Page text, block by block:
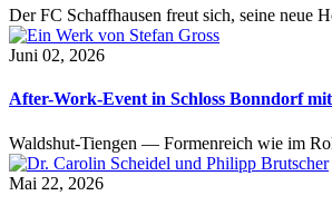
Der FC Schaffhausen freut sich, seine neue
Juni 02, 2026
After-Work-Event in Schloss Bonndorf
Waldshut-Tiengen — Formenreich wie im
Mai 22, 2026